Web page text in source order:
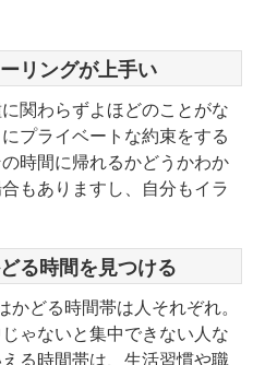
リングが上手い
関わらずよほどのことがな
プライベートな約束をする
時間に帰れるかどうかわか
もありますし、自分もイラ
る時間を見つける
どる時間帯は人それぞれ。
ゃないと集中できない人な
る時間帯は、生活習慣や職